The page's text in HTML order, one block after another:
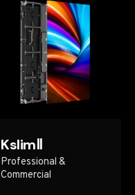
KslimⅡ
Professional &
Commercial